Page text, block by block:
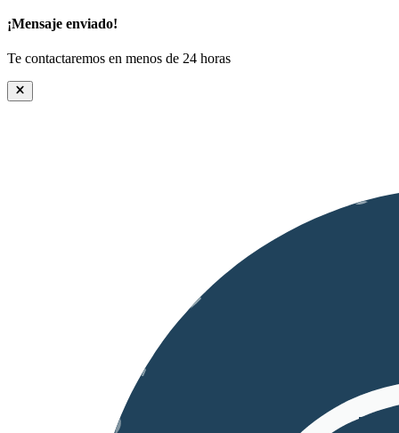
¡Mensaje enviado!
Te contactaremos en menos de 24 horas